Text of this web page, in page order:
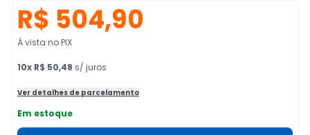
R$ 504,90
À vista no PIX
10x R$ 50,48 s/ juros
Ver detalhes de parcelamento
Em estoque